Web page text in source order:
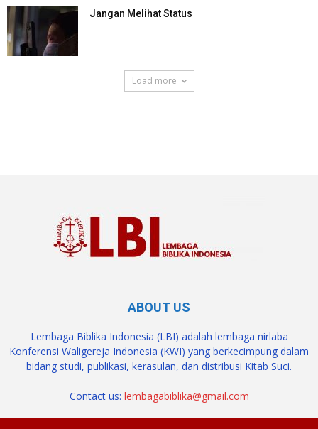
Jangan Melihat Status
Load more
ABOUT US
Lembaga Biblika Indonesia (LBI) adalah lembaga nirlaba
Konferensi Waligereja Indonesia (KWI) yang berkecimpung dalam
bidang studi, publikasi, kerasulan, dan distribusi Kitab Suci.
Contact us: lembagabiblika@gmail.com